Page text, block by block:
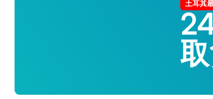
土耳其